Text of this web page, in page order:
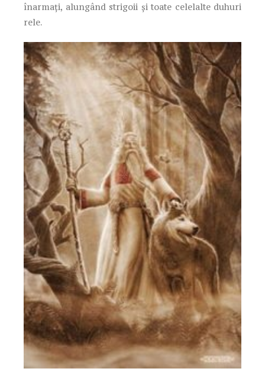
înarmați, alungând strigoii și toate celelalte duhuri
rele.